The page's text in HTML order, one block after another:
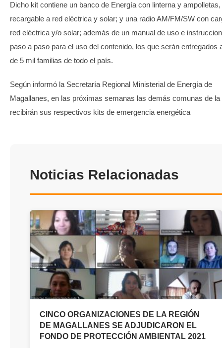
Dicho kit contiene un banco de Energía con linterna y ampolletas,
recargable a red eléctrica y solar; y una radio AM/FM/SW con
red eléctrica y/o solar; además de un manual de uso e
paso a paso para el uso del contenido, los que serán entregados
de 5 mil familias de todo el país.
Según informó la Secretaría Regional Ministerial de Energía de
Magallanes, en las próximas semanas las demás comunas de la
recibirán sus respectivos kits de emergencia energética
Noticias Relacionadas
CINCO ORGANIZACIONES DE LA REGIÓN
DE MAGALLANES SE ADJUDICARON EL
FONDO DE PROTECCIÓN AMBIENTAL 2021